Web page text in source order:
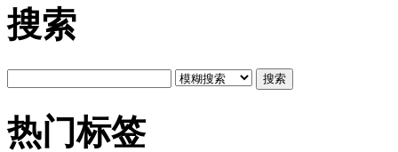
搜索
搜索
热门标签